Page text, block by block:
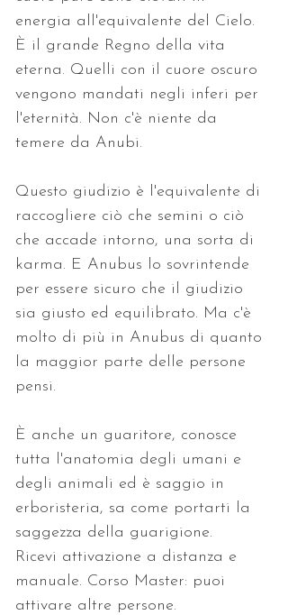
energia all'equivalente del Cielo.
È il grande Regno della vita
eterna. Quelli con il cuore oscuro
vengono mandati negli inferi per
l'eternità. Non c'è niente da
temere da Anubi.
Questo giudizio è l'equivalente di
raccogliere ciò che semini o ciò
che accade intorno, una sorta di
karma. E Anubus lo sovrintende
per essere sicuro che il giudizio
sia giusto ed equilibrato. Ma c'è
molto di più in Anubus di quanto
la maggior parte delle persone
pensi.
È anche un guaritore, conosce
tutta l'anatomia degli umani e
degli animali ed è saggio in
erboristeria, sa come portarti la
saggezza della guarigione.
Ricevi attivazione a distanza e
manuale. Corso Master: puoi
attivare altre persone.